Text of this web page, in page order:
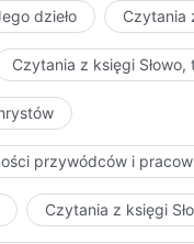
Jego
dzieło Czytania
Czytania z księgi
przywódców i
Czytania z księgi